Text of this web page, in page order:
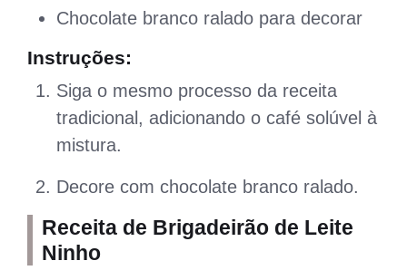
Chocolate branco ralado para decorar
Instruções:
Siga o mesmo processo da receita
tradicional, adicionando o café solúvel à
mistura.
Decore com chocolate branco ralado.
Receita de Brigadeirão de Leite
Ninho